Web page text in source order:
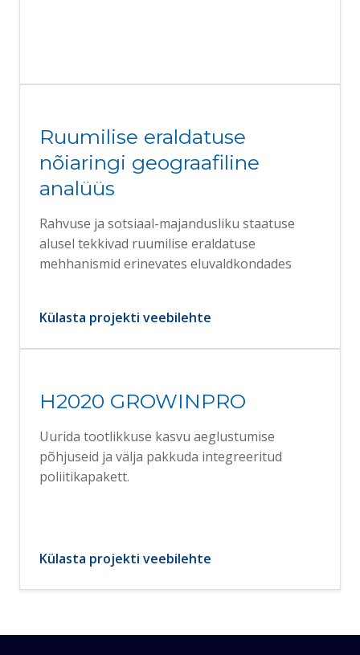
Ruumilise eraldatuse
nõiaringi geograafiline
analüüs
Rahvuse ja sotsiaal-majandusliku staatuse
alusel tekkivad ruumilise eraldatuse
mehhanismid erinevates eluvaldkondades
Külasta projekti veebilehte
H2020 GROWINPRO
Uurida tootlikkuse kasvu aeglustumise
põhjuseid ja välja pakkuda integreeritud
poliitikapakett.
Külasta projekti veebilehte